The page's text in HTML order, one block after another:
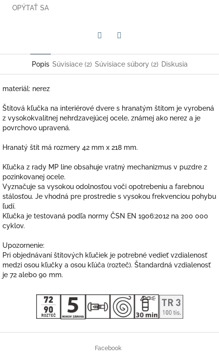
OPÝTAŤ SA
Popis Súvisiace (2) Súvisiace súbory (2) Diskusia
materiál: nerez
Štítová kľučka na interiérové dvere s hranatým štítom je vyrobená
z vysokokvalitnej nehrdzavejúcej ocele, známej ako nerez a je
povrchovo upravená.
Hranatý štít má rozmery 42 mm x 218 mm.
Kľučka z rady MP line obsahuje vratný mechanizmus v puzdre z
pozinkovanej ocele.
Vyznačuje sa vysokou odolnosťou voči opotrebeniu a farebnou
stálosťou. Je vhodná pre prostredie s vysokou frekvenciou pohybu
ľudí.
Kľučka je testovaná podľa normy ČSN EN 1906:2012 na 200 000
cyklov.
Upozornenie:
Pri objednávaní štítových kľučiek je potrebné vedieť vzdialenosť
medzi osou kľučky a osou kľúča (rozteč). Štandardná vzdialenosť
je 72 alebo 90 mm.
Facebook